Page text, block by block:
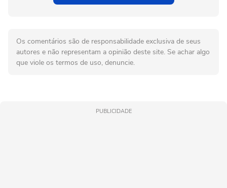
Os comentários são de responsabilidade exclusiva de seus
autores e não representam a opinião deste site. Se achar algo
que viole os termos de uso, denuncie.
PUBLICIDADE